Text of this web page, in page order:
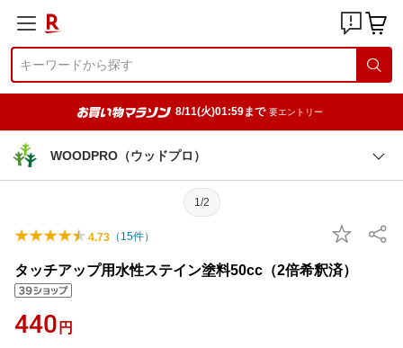
8/11(火)01:59まで 要エントリー
WOODPRO（ウッドプロ）
1/2
4.73 （ 15件）
タッチアップ用水性ステイン塗料50cc（2倍希釈済）
440 円